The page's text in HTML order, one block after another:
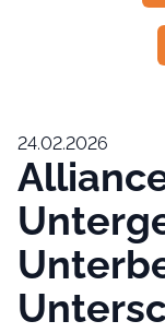
24.02.2026